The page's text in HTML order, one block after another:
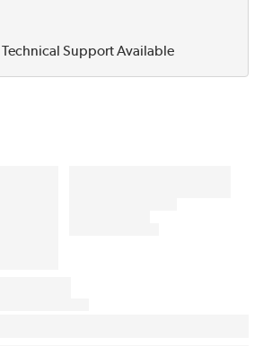
Technical Support Available